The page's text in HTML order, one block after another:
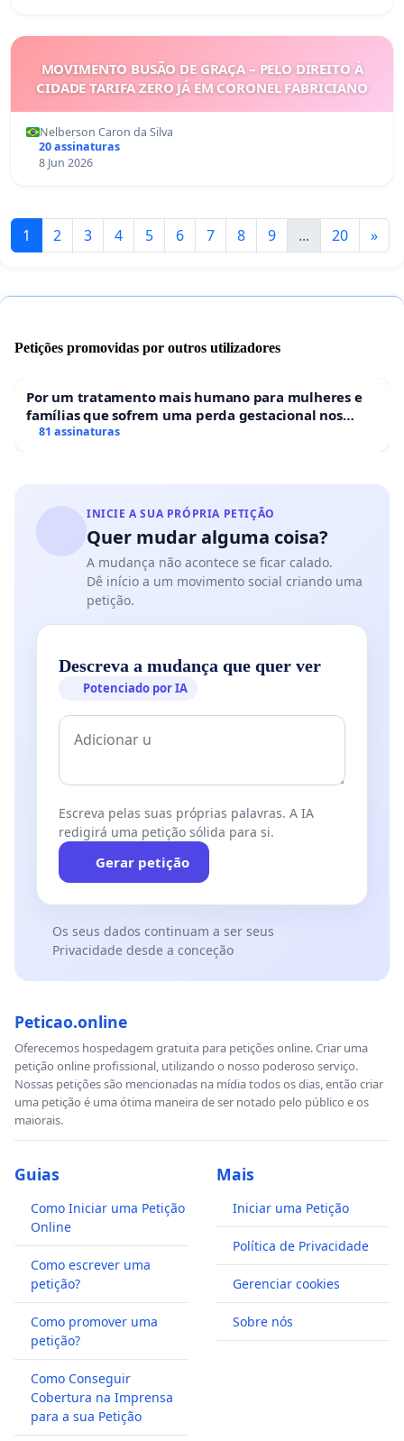
MOVIMENTO BUSÃO DE GRAÇA – PELO DIREITO À
CIDADE TARIFA ZERO JÁ EM CORONEL FABRICIANO
Nelberson Caron da Silva
20 assinaturas
8 Jun 2026
1 2 3 4 5 6 7 8 9 ... 20 »
Petições promovidas por outros utilizadores
Por um tratamento mais humano para mulheres e
famílias que sofrem uma perda gestacional nos
hospitais portugueses
81 assinaturas
INICIE A SUA PRÓPRIA PETIÇÃO
Quer mudar alguma coisa?
A mudança não acontece se ficar calado.
Dê início a um movimento social criando uma
petição.
Descreva a mudança que quer ver
Potenciado por IA
Escreva pelas suas próprias palavras. A IA
redigirá uma petição sólida para si.
Gerar petição
Os seus dados continuam a ser seus
Privacidade desde a conceção
Peticao.online
Oferecemos hospedagem gratuita para petições online. Criar uma
petição online profissional, utilizando o nosso poderoso serviço.
Nossas petições são mencionadas na mídia todos os dias, então criar
uma petição é uma ótima maneira de ser notado pelo público e os
maiorais.
Guias
Como Iniciar uma Petição
Online
Como escrever uma
petição?
Como promover uma
petição?
Como Conseguir
Cobertura na Imprensa
para a sua Petição
Mais
Iniciar uma Petição
Política de Privacidade
Gerenciar cookies
Sobre nós